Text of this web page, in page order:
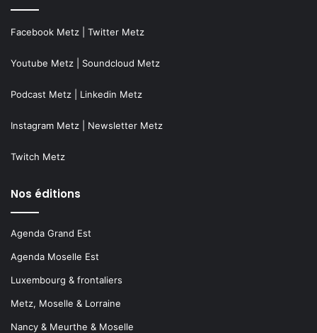
Facebook Metz Twitter Metz
Youtube Metz Soundcloud Metz
Podcast Metz Linkedin Metz
Instagram Metz Newsletter Metz
Twitch Metz
Nos éditions
Agenda Grand Est
Agenda Moselle Est
Luxembourg & frontaliers
Metz, Moselle & Lorraine
Nancy & Meurthe & Moselle